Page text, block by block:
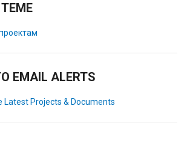
EMAIL ALERTS
Latest Projects & Documents